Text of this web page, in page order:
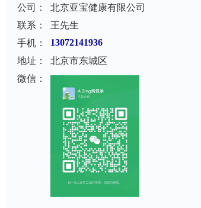
公司：
北京亚宝健康有限公司
联系：
王先生
手机：
13072141936
地址：
北京市东城区
微信：